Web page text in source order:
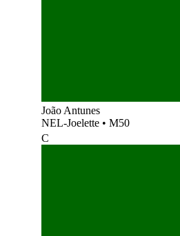
João Antunes
NEL-Joelette • M50
C